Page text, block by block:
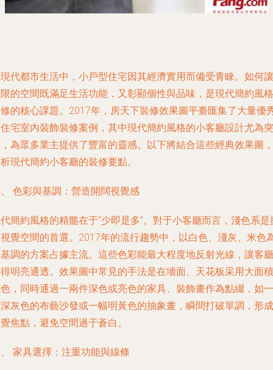
代都市生活中，小戶型住宅因其經濟實用而備受青睞。如何讓
的空間既滿足生活功能，又彰顯個性與品味，是現代簡約風格
的核心課題。2017年，房天下裝修效果圖平臺匯集了大量優
宅室內裝飾裝修案例，其中現代簡約風格的小客廳設計尤為突
為眾多業主提供了豐富的靈感。以下將結合這些經典效果圖，
現代簡約小客廳的裝修要點。
色彩與基調：營造開闊視覺感
簡約風格的精髓在于“少即是多”。對于小客廳而言，淺色系是
覺空間的首選。2017年的流行趨勢中，以白色、淺灰、米色
調的方案占據主流。這些色彩能最大程度地反射光線，讓客廳
明亮通透。效果圖中常見的手法是在墻面、天花板采用大面積
，同時通過一兩件深色或亮色的家具、裝飾畫作為點綴，如一
灰色的布藝沙發或一幅明黃色的抽象畫，瞬間打破單調，形成
焦點，避免空間過于蒼白。
家具選擇：注重功能與線條